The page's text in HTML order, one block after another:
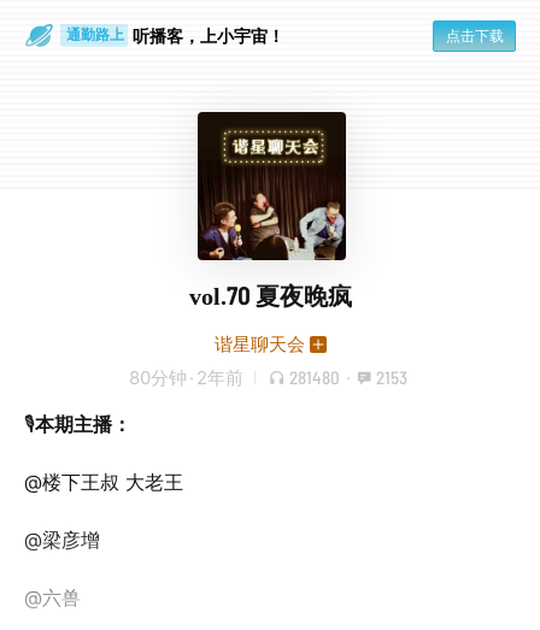
通勤路上 听播客，上小宇宙！ 点击下载
vol.70 夏夜晚疯
谐星聊天会
80分钟 · 2年前 281480 · 2153
🎙️本期主播：
@楼下王叔 大老王
@梁彦增
@六兽